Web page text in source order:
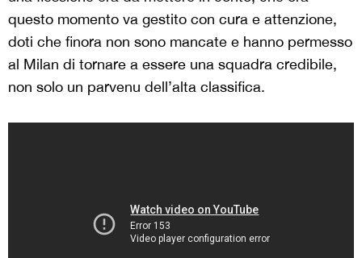
questo momento va gestito con cura e attenzione,
doti che finora non sono mancate e hanno permesso
al Milan di tornare a essere una squadra credibile,
non solo un parvenu dell’alta classifica.